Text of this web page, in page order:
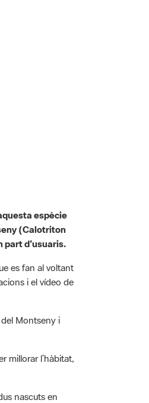
espècie
(Calotriton
part d’usuaris.
es fan al voltant
i el vídeo de
Montseny i
millorar l’hàbitat,
nascuts en